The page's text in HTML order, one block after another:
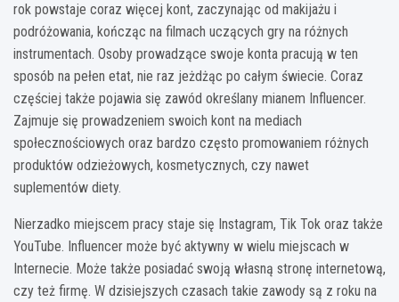
rok powstaje coraz więcej kont, zaczynając od makijażu i
podróżowania, kończąc na filmach uczących gry na różnych
instrumentach. Osoby prowadzące swoje konta pracują w ten
sposób na pełen etat, nie raz jeżdżąc po całym świecie. Coraz
częściej także pojawia się zawód określany mianem Influencer.
Zajmuje się prowadzeniem swoich kont na mediach
społecznościowych oraz bardzo często promowaniem różnych
produktów odzieżowych, kosmetycznych, czy nawet
suplementów diety.
Nierzadko miejscem pracy staje się Instagram, Tik Tok oraz także
YouTube. Influencer może być aktywny w wielu miejscach w
Internecie. Może także posiadać swoją własną stronę internetową,
czy też firmę. W dzisiejszych czasach takie zawody są z roku na